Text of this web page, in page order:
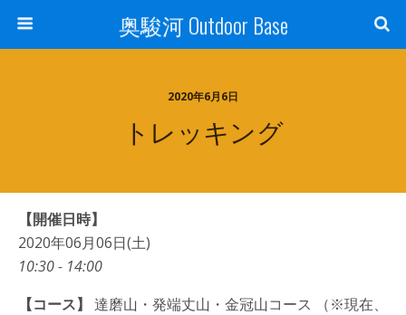
奥駿河 Outdoor Base
2020年6月6日
トレッキング
【開催日時】
2020年06月06日(土)
10:30 - 14:00
【コース】
達磨山・発端丈山・金冠山コース （※現在、